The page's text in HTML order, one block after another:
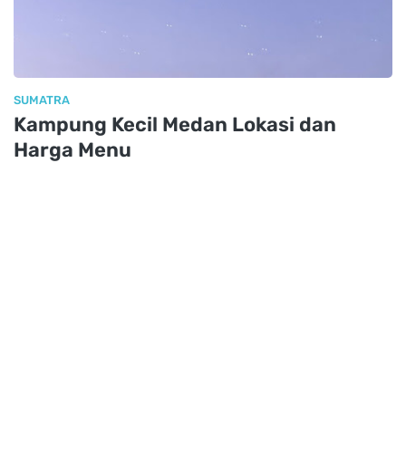
SUMATRA
Kampung Kecil Medan Lokasi dan
Harga Menu